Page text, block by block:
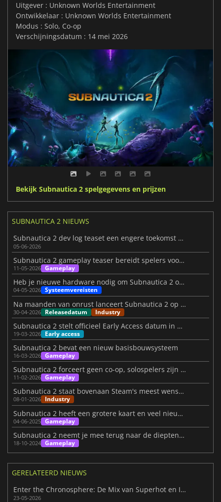
Uitgever : Unknown Worlds Entertainment
Ontwikkelaar : Unknown Worlds Entertainment
Modus : Solo, Co-op
Verschijningsdatum : 14 mei 2026
Bekijk Subnautica 2 spelgegevens en prijzen
SUBNAUTICA 2 NIEUWS
Subnautica 2 dev log teaset een engere toekomst onder de golven
05-06-2026
Subnautica 2 gameplay teaser bereidt spelers voor op de lancering
11-05-2026 Gameplay
Heb je nieuwe hardware nodig om Subnautica 2 op de pc te spelen?
04-05-2026 Systeemvereisten
Na maanden van onrust lanceert Subnautica 2 op 14 mei
30-04-2026 Releasedatum Industry
Subnautica 2 stelt officieel Early Access datum in na turbulente periode
19-03-2026 Early access
Subnautica 2 bevat een nieuw basisbouwsysteem
16-03-2026 Gameplay
Subnautica 2 forceert geen co-op, solospelers zijn veilig
11-02-2026 Gameplay
Subnautica 2 staat bovenaan Steam's meest wenselijke grafiek voor 2026
08-01-2026 Industry
Subnautica 2 heeft een grotere kaart en veel nieuwigheden
04-06-2025 Gameplay
Subnautica 2 neemt je mee terug naar de diepten van de zee
18-10-2024 Gameplay
GERELATEERD NIEUWS
Enter the Chronosphere: De Mix van Superhot en Intense Bullet Hell
23-05-2026